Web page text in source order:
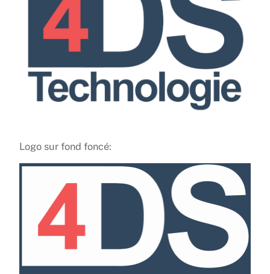
Logo sur fond foncé: